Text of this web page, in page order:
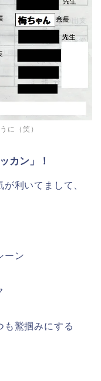
に（笑）
カン」！
利いてまして、
ーン
も鷲掴みにする